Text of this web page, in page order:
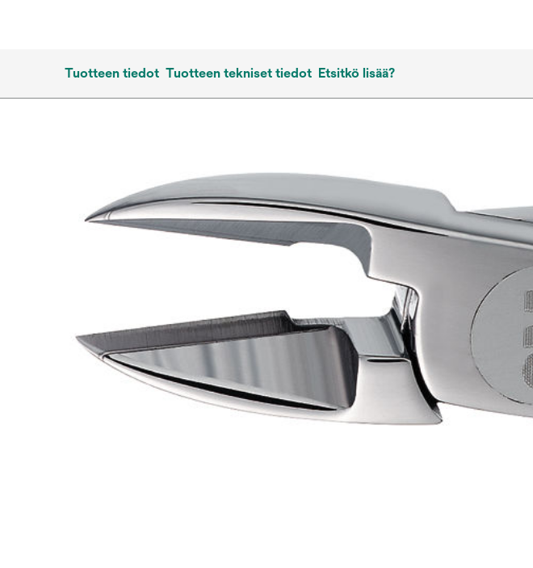
Tuotteen tiedot Tuotteen tekniset tiedot Etsitkö lisää?